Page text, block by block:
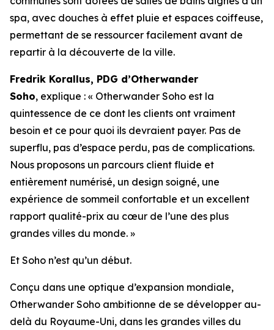
spa, avec douches à effet pluie et espaces coiffeuse,
permettant de se ressourcer facilement avant de
repartir à la découverte de la ville.
Fredrik Korallus, PDG d’Otherwander
Soho, explique : « Otherwander Soho est la
quintessence de ce dont les clients ont vraiment
besoin et ce pour quoi ils devraient payer. Pas de
superflu, pas d’espace perdu, pas de complications.
Nous proposons un parcours client fluide et
entièrement numérisé, un design soigné, une
expérience de sommeil confortable et un excellent
rapport qualité-prix au cœur de l’une des plus
grandes villes du monde. »
Et Soho n’est qu’un début.
Conçu dans une optique d’expansion mondiale,
Otherwander Soho ambitionne de se développer au-
delà du Royaume-Uni, dans les grandes villes du